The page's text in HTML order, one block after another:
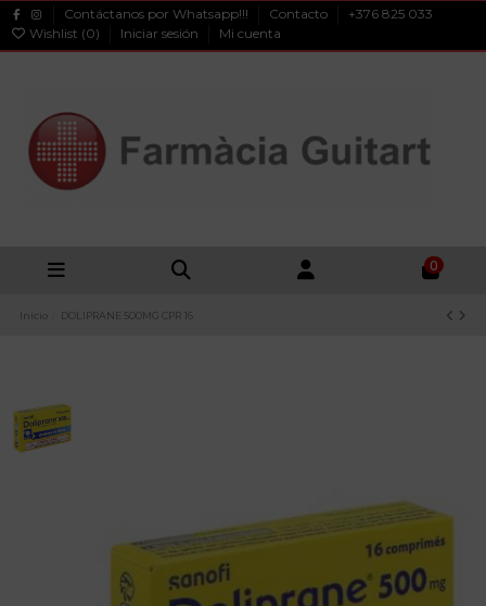
Contáctanos por Whatsapp!!! Contacto
+376 825 033
Wishlist (0) Iniciar sesión Mi cuenta
0
Inicio DOLIPRANE 500MG CPR 16